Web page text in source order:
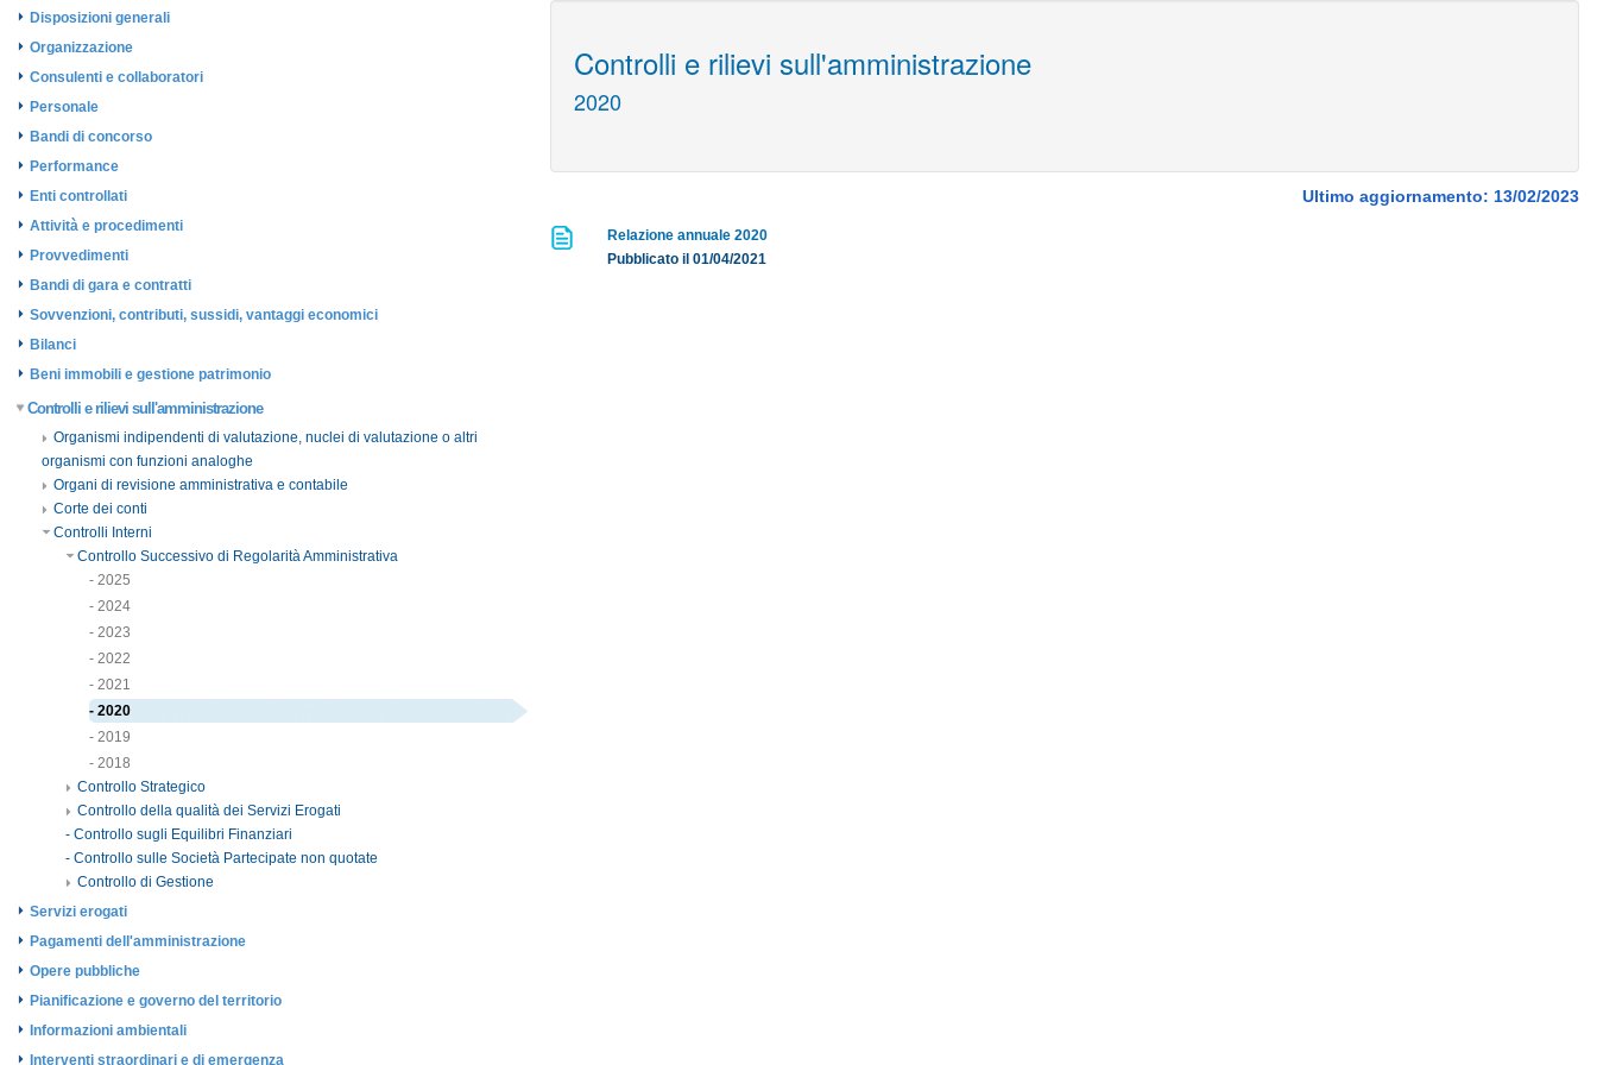
Disposizioni generali
Organizzazione
Consulenti e collaboratori
Personale
Bandi di concorso
Performance
Enti controllati
Attività e procedimenti
Provvedimenti
Bandi di gara e contratti
Sovvenzioni, contributi, sussidi, vantaggi economici
Bilanci
Beni immobili e gestione patrimonio
Controlli e rilievi sull'amministrazione
Organismi indipendenti di valutazione, nuclei di valutazione o altri
organismi con funzioni analoghe
Organi di revisione amministrativa e contabile
Corte dei conti
Controlli Interni
Controllo Successivo di Regolarità Amministrativa
- 2025
- 2024
- 2023
- 2022
- 2021
- 2020
- 2019
- 2018
Controllo Strategico
Controllo della qualità dei Servizi Erogati
- Controllo sugli Equilibri Finanziari
- Controllo sulle Società Partecipate non quotate
Controllo di Gestione
Servizi erogati
Pagamenti dell'amministrazione
Opere pubbliche
Pianificazione e governo del territorio
Informazioni ambientali
Interventi straordinari e di emergenza
Controlli e rilievi sull'amministrazione
2020
Ultimo aggiornamento: 13/02/2023
Relazione annuale 2020
Pubblicato il 01/04/2021